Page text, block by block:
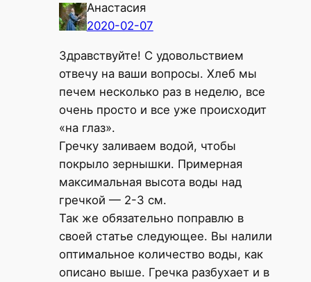
Анастасия
2020-02-07
Здравствуйте! С удовольствием
отвечу на ваши вопросы. Хлеб мы
печем несколько раз в неделю, все
очень просто и все уже происходит
«на глаз».
Гречку заливаем водой, чтобы
покрыло зернышки. Примерная
максимальная высота воды над
гречкой — 2-3 см.
Так же обязательно поправлю в
своей статье следующее. Вы налили
оптимальное количество воды, как
описано выше. Гречка разбухает и в